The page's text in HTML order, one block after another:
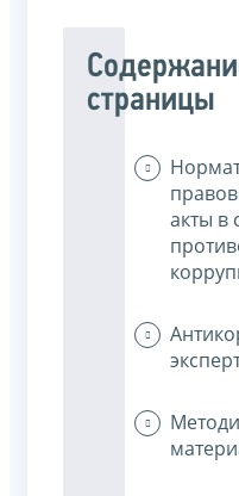
страницы
акты в